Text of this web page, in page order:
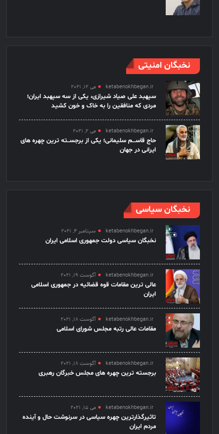
نخبگان امنیتی
ketabenokhbegan.ir می 12, 2021
سپهبد علی صیاد شیرازی، یکی از سه سپهبد ایران؛
مردی که منافقین را به خاک و خون کشید
ketabenokhbegan.ir می 2, 2021
حاج قاســـم سلیمانی؛ یکی از برجســته ترین چهره های
ایرانی در جهان
نخبگان سیاسی
ketabenokhbegan.ir سپتامبر 4, 2021
نخبگان سیاسی دولت جمهوری اسلامی ایران
ketabenokhbegan.ir آگوست 19, 2021
عالی ترین مقامات قوه قضائیه در جمهوری اسلامی
ایران
ketabenokhbegan.ir آگوست 18, 2021
مقامات عالی رتبه مجلس شورای اسلامی
ketabenokhbegan.ir آگوست 18, 2021
برجسته ترین چهره های مجلس خبرگان رهبری
ketabenokhbegan.ir می 15, 2021
تاثیرگذارترین چهره سیاسی در سرنوشت حال و آینده
مردم ایران